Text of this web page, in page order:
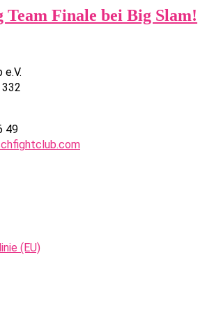
Team Finale bei Big Slam!
e.V.
49
(EU)